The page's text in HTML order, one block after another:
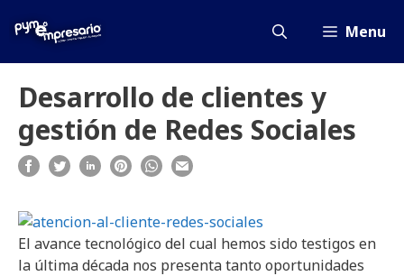
Menu
Desarrollo de clientes y
gestión de Redes Sociales
El avance tecnológico del cual hemos sido testigos en
la última década nos presenta tanto oportunidades